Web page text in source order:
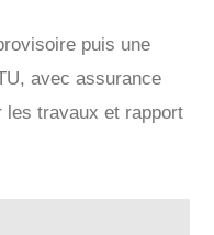
puis une
avec assurance
les travaux et rapport